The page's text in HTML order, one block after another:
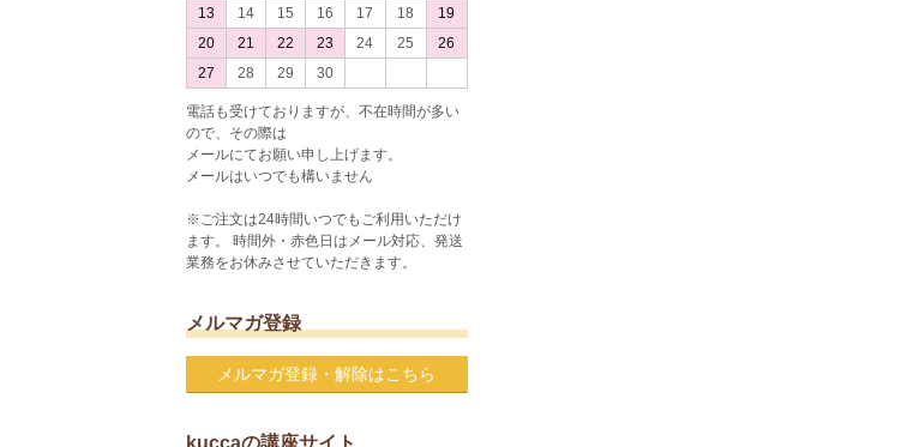
13
14 15 16 17 18
19
20
21 22 23 24 25
26
27
28 29 30
電話も受けておりますが、不在時間が多い
ので、その際は
メールにてお願い申し上げます。
メールはいつでも構いません
※ご注文は24時間いつでもご利用いただけ
ます。 時間外・赤色日はメール対応、発送
業務をお休みさせていただきます。
メルマガ登録
メルマガ登録・解除はこちら
kuccaの講座サイト